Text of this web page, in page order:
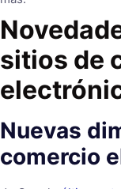
sitios de
Nuevas
comercio